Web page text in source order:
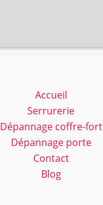
Accueil
Serrurerie
Dépannage coffre-fort
Dépannage porte
Contact
Blog